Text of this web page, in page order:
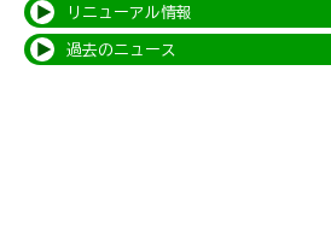
リニューアル情報
過去のニュース